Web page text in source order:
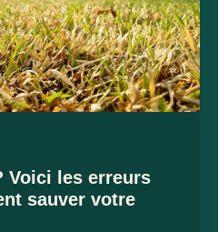
Voici les erreurs
sauver votre